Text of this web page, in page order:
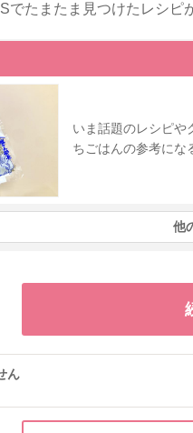
でたまたま見つけたレシピ
いま話題のレシピや
ちごはんの参考にな
他
ん